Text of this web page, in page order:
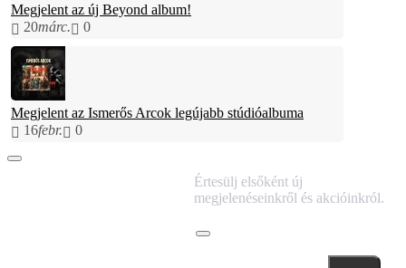
Megjelent az új Beyond album!
20márc. 0
Megjelent az Ismerős Arcok legújabb stúdióalbuma
16febr. 0
Értesülj elsőként új
megjelenéseinkről és akcióinkról.